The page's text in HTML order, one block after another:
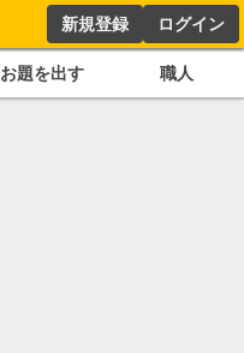
新規登録 ログイン
お題を出す 職人